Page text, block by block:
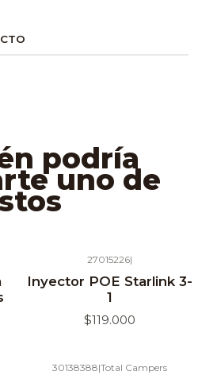
podría
uno de
27015226|
Inyector POE Starlink 3-
1
$119.000
30138388|Total Campers